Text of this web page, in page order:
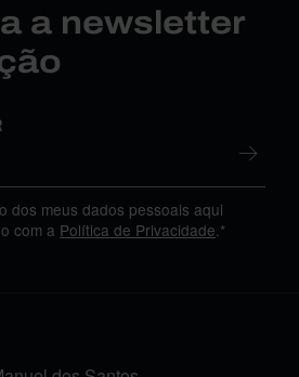
a newsletter
dos meus dados pessoais aqui
com a Política de Privacidade .*